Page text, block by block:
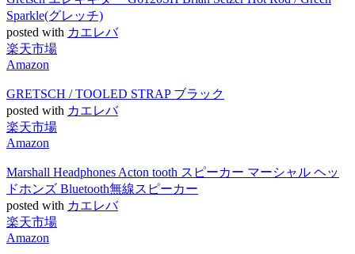
Sparkle(グレッチ)
posted with カエレバ
楽天市場
Amazon
GRETSCH / TOOLED STRAP ブラック
posted with カエレバ
楽天市場
Amazon
Marshall Headphones Acton tooth スピーカー マーシャル ヘッ
ドホンズ Bluetooth無線スピーカー
posted with カエレバ
楽天市場
Amazon